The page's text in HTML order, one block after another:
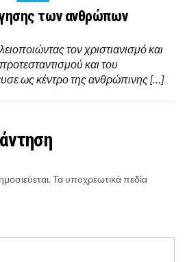
των ανθρώπων
τον χριστιανισμό και
και του
ως κέντρο της ανθρώπινης […]
Τα υποχρεωτικά πεδία